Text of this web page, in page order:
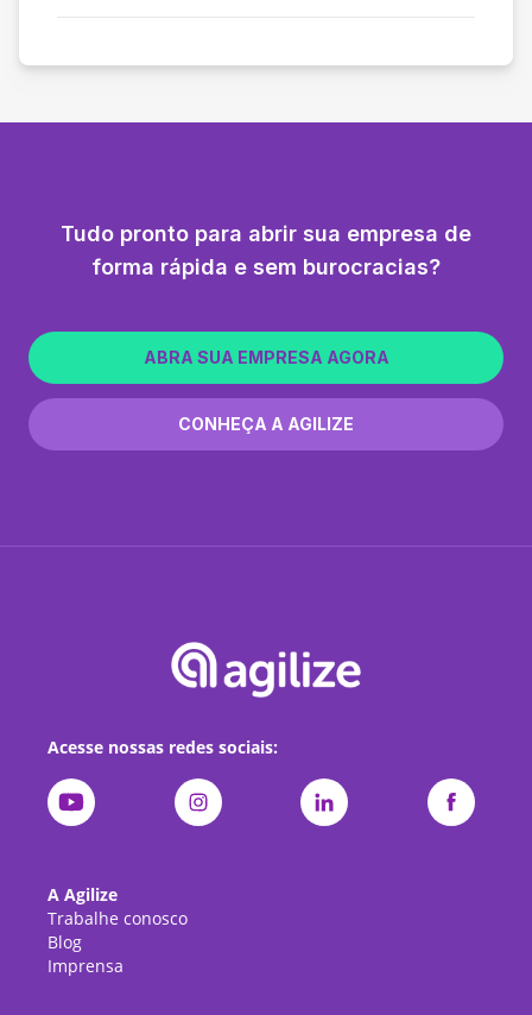
Tudo pronto para abrir sua empresa de
forma rápida e sem burocracias?
ABRA SUA EMPRESA AGORA
CONHEÇA A AGILIZE
Acesse nossas redes sociais:
A Agilize
Trabalhe conosco
Blog
Imprensa